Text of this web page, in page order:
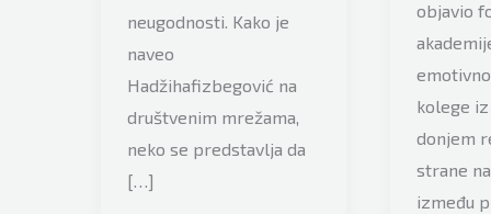
neugodnosti. Kako je
naveo
Hadžihafizbegović na
društvenim mrežama,
neko se predstavlja da
[…]
objavio
kolege iz
donjem
strane
između